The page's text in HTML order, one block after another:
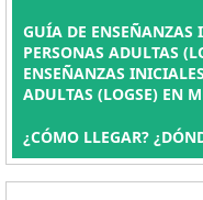
GUÍA DE ENSEÑANZAS
PERSONAS ADULTAS
ENSEÑANZAS
ADULTAS (LOGSE) EN
¿CÓMO LLEGAR?